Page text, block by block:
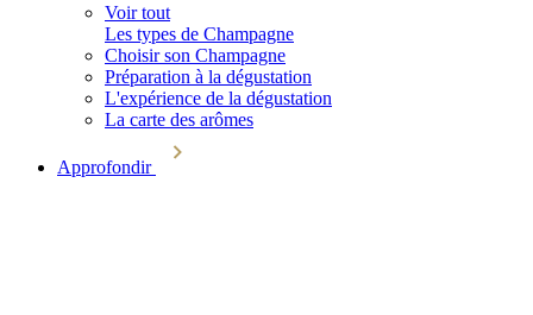
Voir tout
Les types de Champagne
Choisir son Champagne
Préparation à la dégustation
L'expérience de la dégustation
La carte des arômes
Approfondir